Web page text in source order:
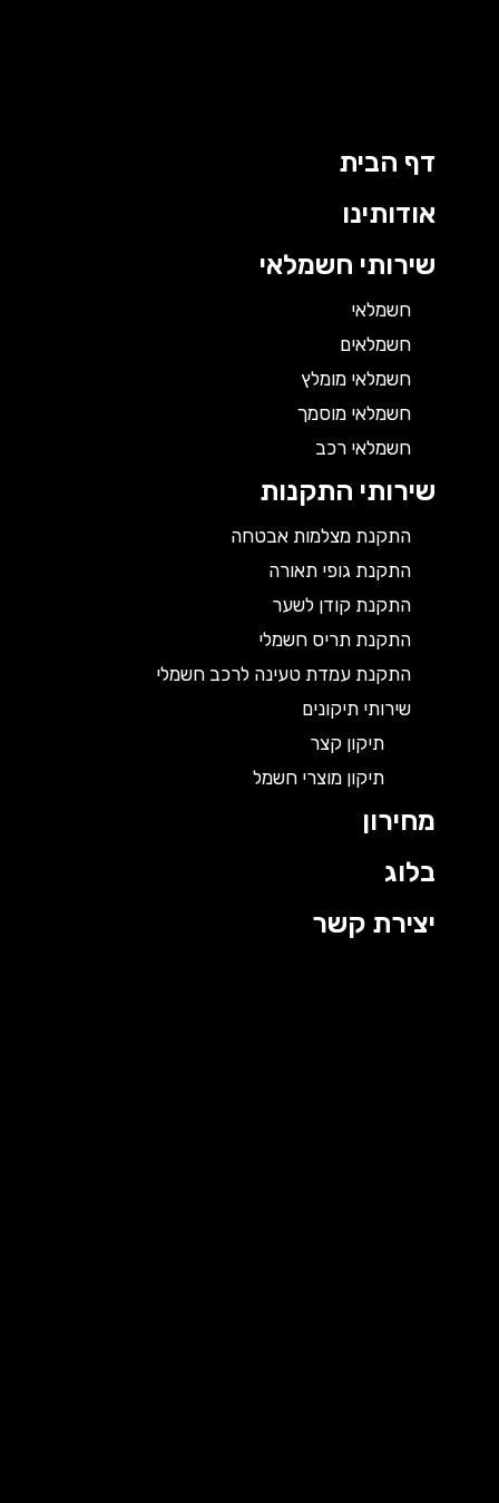
דף הבית
אודותינו
שירותי חשמלאי
חשמלאי
חשמלאים
חשמלאי מומלץ
חשמלאי מוסמך
חשמלאי רכב
שירותי התקנות
התקנת מצלמות אבטחה
התקנת גופי תאורה
התקנת קודן לשער
התקנת תריס חשמלי
התקנת עמדת טעינה לרכב חשמלי
שירותי תיקונים
תיקון קצר
תיקון מוצרי חשמל
מחירון
בלוג
יצירת קשר